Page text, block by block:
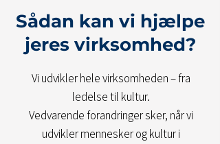
Sådan kan vi hjælpe
jeres virksomhed?
Vi udvikler hele virksomheden – fra
ledelse til kultur.
Vedvarende forandringer sker, når vi
udvikler mennesker og kultur i